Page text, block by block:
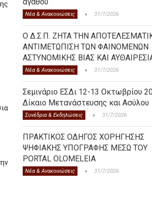
Νέα & Ανακοινώσεις 31/7/2026
Ο Δ.Σ.Π. ΖΗΤΑ ΤΗΝ
ΑΝΤΙΜΕΤΩΠΙΣΗ ΤΩΝ ΦΑΙΝΟΜΕΝΩΝ
ΑΣΤΥΝΟΜΙΚΗΣ ΒΙΑΣ ΚΑΙ
Νέα & Ανακοινώσεις 31/7/2026
Σεμινάριο ΕΣΔι 12-13 Οκτωβρίου
Δίκαιο Μετανάστευσης και Ασύλου
Συνέδρια & Εκδηλώσεις 31/7/2026
ΠΡΑΚΤΙΚΟΣ ΟΔΗΓΟΣ ΧΟΡΗΓΗΣΗΣ
ΨΗΦΙΑΚΗΣ ΥΠΟΓΡΑΦΗΣ ΜΕΣΩ ΤΟΥ
PORTAL OLOMELEIA
Νέα & Ανακοινώσεις 31/7/2026